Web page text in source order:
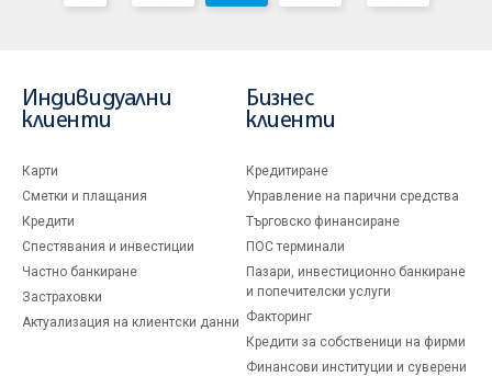
Индивидуални
клиенти
Карти
Сметки и плащания
Кредити
Спестявания и инвестиции
Частно банкиране
Застраховки
Актуализация на клиентски данни
Бизнес
клиенти
Кредитиране
Управление на парични средства
Търговско финансиране
ПОС терминали
Пазари, инвестиционно банкиране
и попечителски услуги
Факторинг
Кредити за собственици на фирми
Финансови институции и суверени